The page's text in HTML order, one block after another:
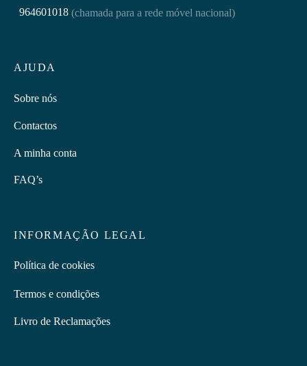
AJUDA
Sobre nós
Contactos
A minha conta
FAQ’s
INFORMAÇÃO LEGAL
Política de cookies
Termos e condições
Livro de Reclamações
964601018 (chamada para a rede móvel nacional)